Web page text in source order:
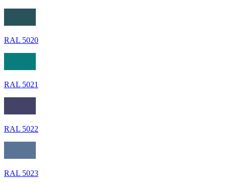
RAL 5020
RAL 5021
RAL 5022
RAL 5023